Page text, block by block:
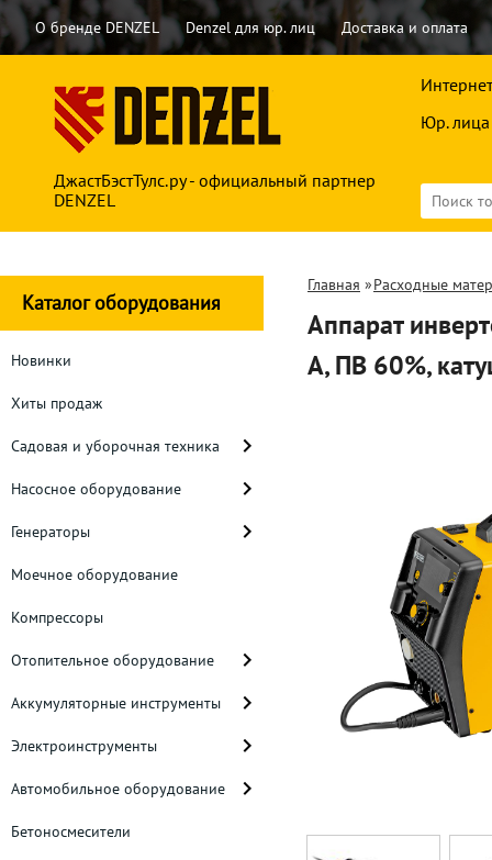
О бренде DENZEL Denzel для юр. лиц Доставка и оплата
ДжастБэстТулс.ру - официальный партнер
DENZEL
Юр. лица
Каталог оборудования
Новинки
Хиты продаж
Садовая и уборочная техника
Насосное оборудование
Генераторы
Моечное оборудование
Компрессоры
Отопительное оборудование
Аккумуляторные инструменты
Электроинструменты
Автомобильное оборудование
Бетоносмесители
Главная »Расходные
Аппарат
А, ПВ 60%,